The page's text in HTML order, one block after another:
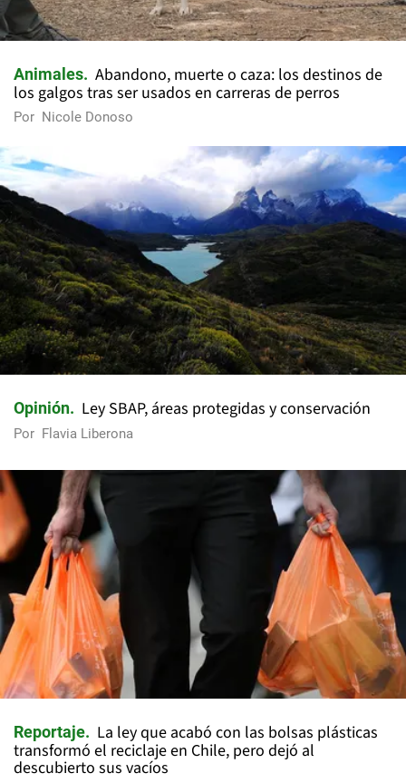
Animales
Abandono, muerte o caza: los destinos de
los galgos tras ser usados en carreras de perros
Por Nicole Donoso
Opinión Ley SBAP, áreas protegidas y conservación
Por Flavia Liberona
Reportaje
La ley que acabó con las bolsas plásticas
transformó el reciclaje en Chile, pero dejó al
descubierto sus vacíos